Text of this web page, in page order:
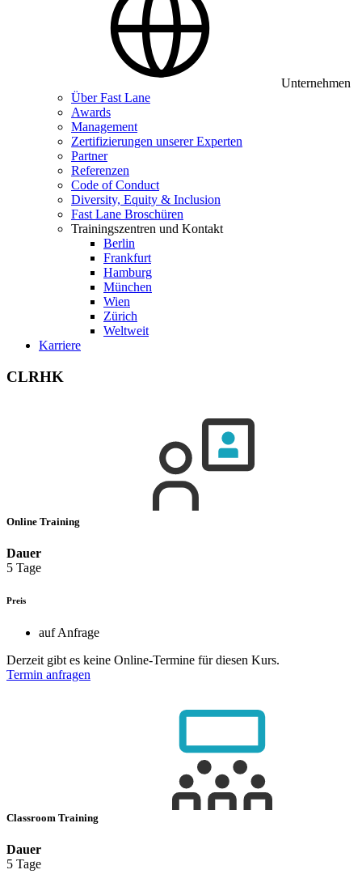
Unternehmen
Über Fast Lane
Awards
Management
Zertifizierungen unserer Experten
Partner
Referenzen
Code of Conduct
Diversity, Equity & Inclusion
Fast Lane Broschüren
Trainingszentren und Kontakt
Berlin
Frankfurt
Hamburg
München
Wien
Zürich
Weltweit
Karriere
CLRHK
Online Training
Dauer
5 Tage
Preis
auf Anfrage
Derzeit gibt es keine Online-Termine für diesen Kurs.
Termin anfragen
Classroom Training
Dauer
5 Tage